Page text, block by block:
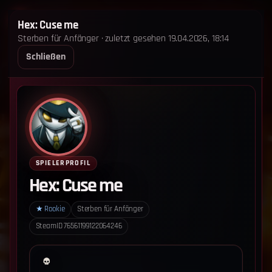
STERBEN FÜR ANFÄNGER
STARTSEITE
ANKÜNDIGUNGEN
LOGIN
‹ Zurück zum Leaderboard
Hex: Cuse me
Sterben für Anfänger · zuletzt gesehen 19.04.2026, 18:14
Schließen
SPIELERPROFIL
Hex: Cuse me
★ Rookie
Sterben für Anfänger
SteamID76561199122064246
ImpressumDatenschutz
Cookie-Einstellungen
Sterben für Anfänger - Alle Rechte vorbehalten.
Datenschutz-Einstellungen